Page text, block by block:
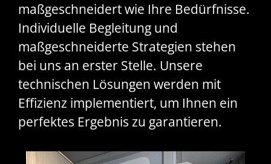
maßgeschneidert wie Ihre Bedürfnisse.
Individuelle Begleitung und
maßgeschneiderte Strategien stehen
bei uns an erster Stelle. Unsere
technischen Lösungen werden mit
Effizienz implementiert, um Ihnen ein
perfektes Ergebnis zu garantieren.